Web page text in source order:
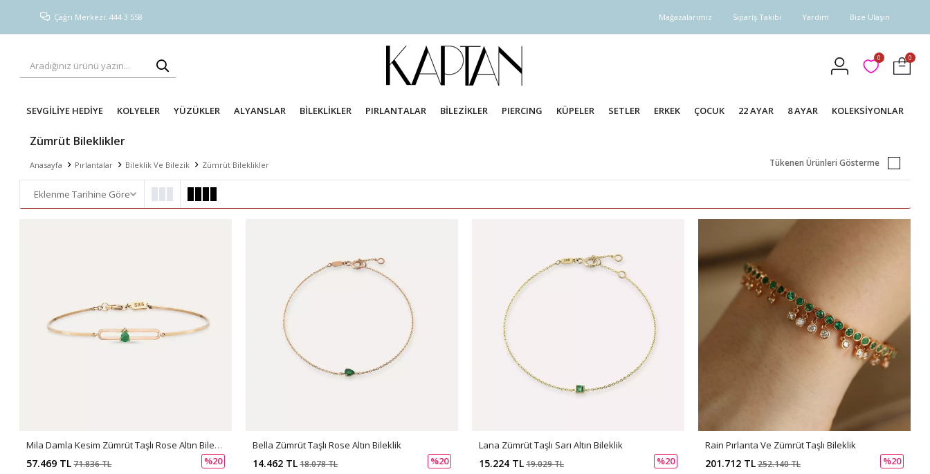
Çağrı Merkezi: 444 3 558 Mağazalarımız Sipariş Takibi Yardım Bize Ulaşın
0 0
SEVGİLİYE HEDİYE KOLYELER YÜZÜKLER ALYANSLAR BİLEKLİKLER PIRLANTALAR BİLEZİKLER PIERCING KÜPELER SETLER ERKEK ÇOCUK 22 AYAR 8 AYAR KOLEKSİYONLAR
Zümrüt Bileklikler
Anasayfa Pırlantalar Bileklik Ve Bilezik Zümrüt Bileklikler Tükenen Ürünleri Gösterme
Mila Damla Kesim Zümrüt Taşlı Rose Altın Bileklik
57.469 TL 71.836 TL %20
Bella Zümrüt Taşlı Rose Altın Bileklik
14.462 TL18.078 TL %20
Lana Zümrüt Taşlı Sarı Altın Bileklik
15.224 TL19.029 TL %20
Rain Pırlanta Ve Zümrüt Taşlı Bileklik
201.712 TL252.140 TL %20